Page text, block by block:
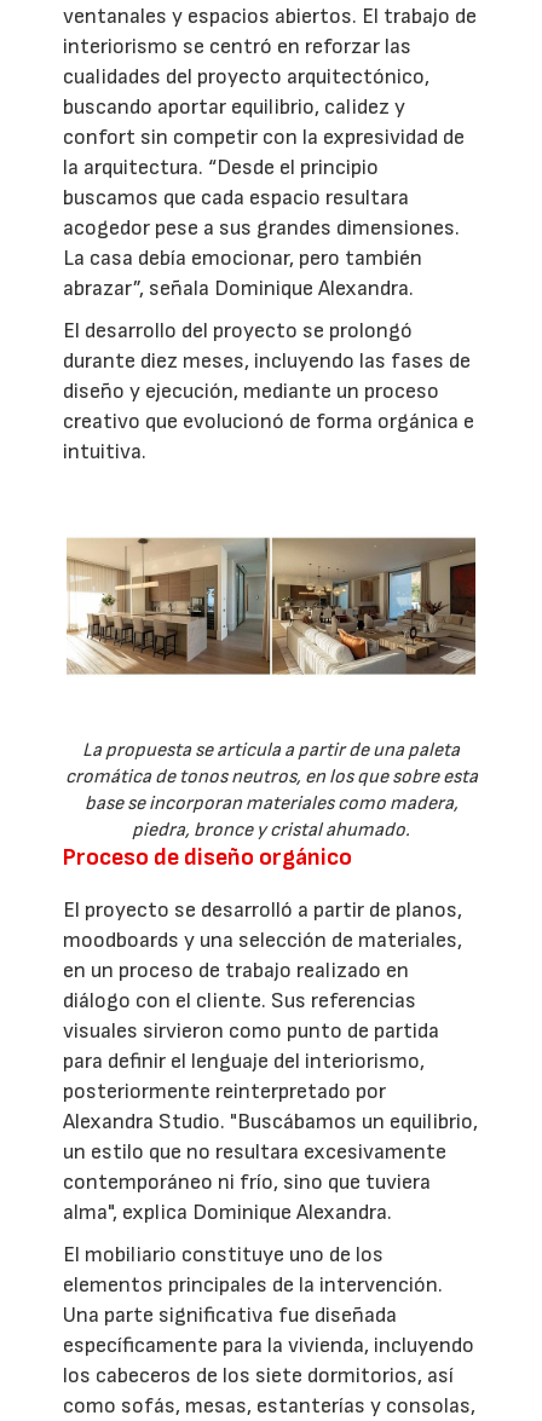
ventanales y espacios abiertos. El trabajo de
interiorismo se centró en reforzar las
cualidades del proyecto arquitectónico,
buscando aportar equilibrio, calidez y
confort sin competir con la expresividad de
la arquitectura. “Desde el principio
buscamos que cada espacio resultara
acogedor pese a sus grandes dimensiones.
La casa debía emocionar, pero también
abrazar”, señala Dominique Alexandra.
El desarrollo del proyecto se prolongó
durante diez meses, incluyendo las fases de
diseño y ejecución, mediante un proceso
creativo que evolucionó de forma orgánica e
intuitiva.
La propuesta se articula a partir de una paleta
cromática de tonos neutros, en los que sobre esta
base se incorporan materiales como madera,
piedra, bronce y cristal ahumado.
Proceso de diseño orgánico
El proyecto se desarrolló a partir de planos,
moodboards y una selección de materiales,
en un proceso de trabajo realizado en
diálogo con el cliente. Sus referencias
visuales sirvieron como punto de partida
para definir el lenguaje del interiorismo,
posteriormente reinterpretado por
Alexandra Studio. "Buscábamos un equilibrio,
un estilo que no resultara excesivamente
contemporáneo ni frío, sino que tuviera
alma", explica Dominique Alexandra.
El mobiliario constituye uno de los
elementos principales de la intervención.
Una parte significativa fue diseñada
específicamente para la vivienda, incluyendo
los cabeceros de los siete dormitorios, así
como sofás, mesas, estanterías y consolas,